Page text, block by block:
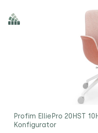
Profim ElliePro 20HST
Konfigurator